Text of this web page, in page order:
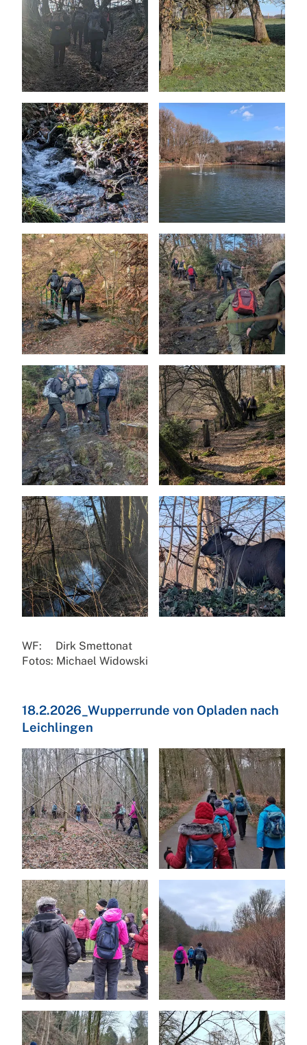
WF: Dirk Smettonat
Fotos: Michael Widowski
18.2.2026_Wupperrunde von Opladen nach
Leichlingen